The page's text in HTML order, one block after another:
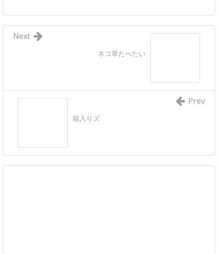
ネコ草たべたい
Next
箱入りズ
Prev